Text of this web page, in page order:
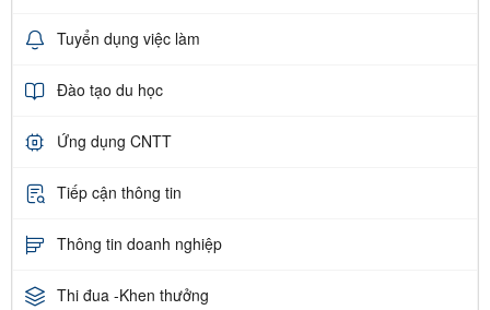
Tuyển dụng việc làm
Đào tạo du học
Ứng dụng CNTT
Tiếp cận thông tin
Thông tin doanh nghiệp
Thi đua -Khen thưởng